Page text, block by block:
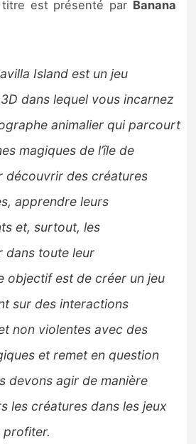
est présenté par Banana
Island est un jeu
dans lequel vous incarnez
animalier qui parcourt
magiques de l’île de
découvrir des créatures
apprendre leurs
et, surtout, les
dans toute leur
objectif est de créer un jeu
sur des interactions
non violentes avec des
et remet en question
devons agir de manière
les créatures dans les jeux
profiter.